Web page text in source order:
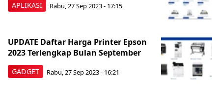
APLIKASI Rabu, 27 Sep 2023 - 17:15
GADGET
UPDATE Daftar Harga Printer Epson
2023 Terlengkap Bulan September
Rabu, 27 Sep 2023 - 16:21